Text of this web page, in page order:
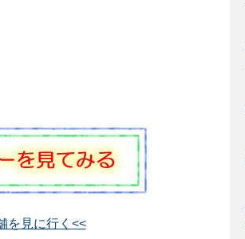
を見に行く<<